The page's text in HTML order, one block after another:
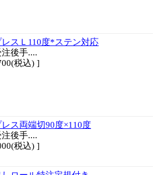
スＬ110度*ステン対応
注後手....
税込) ]
ス両端切90度×110度
注後手....
税込) ]